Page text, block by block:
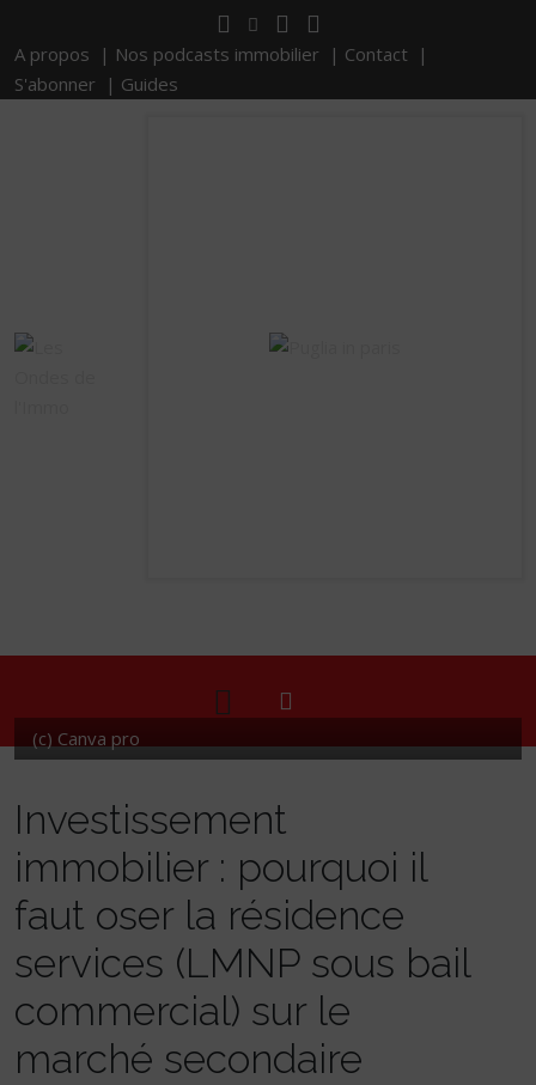
A propos | Nos podcasts immobilier | Contact |
S'abonner | Guides
(c) Canva pro
Investissement
immobilier : pourquoi il
faut oser la résidence
services (LMNP sous bail
commercial) sur le
marché secondaire